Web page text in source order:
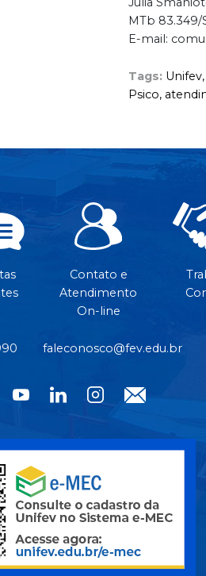
MTb 83.349/
E-mail:
Tags: Unifev,
Psico,
Contato e
Atendimento
On-line
faleconosco@fev.edu.br